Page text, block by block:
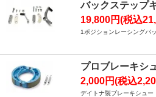
バックステップ
19,800円(税込
1ポジションレーシングバ
プロブレーキシ
2,000円(税込
デイトナ製ブレーキシュー